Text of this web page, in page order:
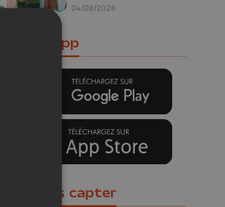
04/08/2026
Notre app
Où nous capter